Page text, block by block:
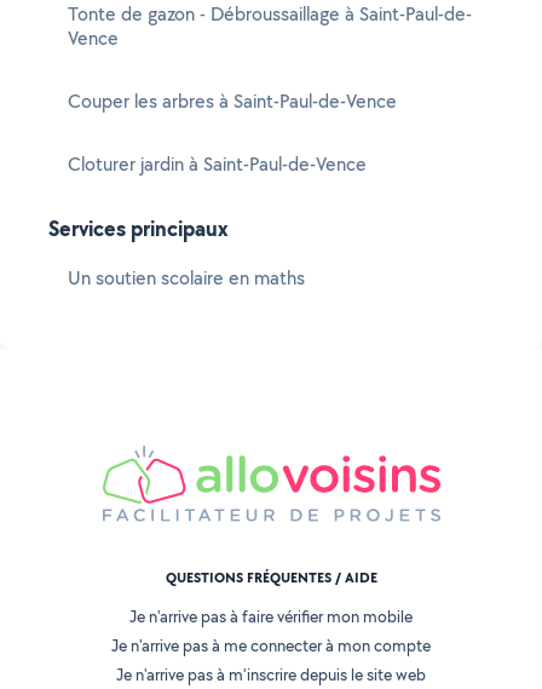
Tonte de gazon - Débroussaillage à Saint-Paul-de-
Vence
Couper les arbres à Saint-Paul-de-Vence
Cloturer jardin à Saint-Paul-de-Vence
Services principaux
Un soutien scolaire en maths
QUESTIONS FRÉQUENTES / AIDE
Je n'arrive pas à faire vérifier mon mobile
Je n'arrive pas à me connecter à mon compte
Je n'arrive pas à m'inscrire depuis le site web